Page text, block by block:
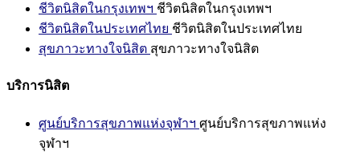
ชีวิตนิสิตในกรุงเทพฯ ชีวิตนิสิตในกรุงเทพฯ
ชีวิตนิสิตในประเทศไทย ชีวิตนิสิตในประเทศไทย
สุขภาวะทางใจนิสิต สุขภาวะทางใจนิสิต
บริการนิสิต
ศูนย์บริการสุขภาพแห่งจุฬาฯ ศูนย์บริการสุขภาพแห่ง
จุฬาฯ